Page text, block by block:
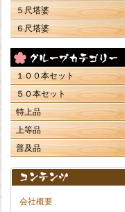
５尺塔婆
６尺塔婆
１００本セット
５０本セット
特上品
上等品
普及品
会社概要